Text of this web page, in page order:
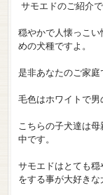
サモエドのご紹介で
穏やかで人懐っこ
めの犬種ですよ。
是非あなたのご家庭
毛色はホワイトで男
こちらの子犬達は
中です。
サモエドはとても
をする事が大好きな